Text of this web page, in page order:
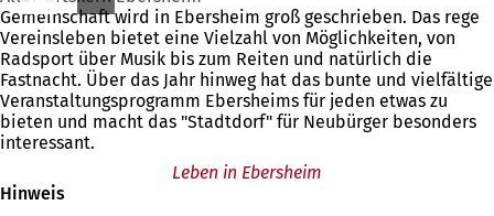
Gemeinschaft wird in Ebersheim groß geschrieben. Das rege
Vereinsleben bietet eine Vielzahl von Möglichkeiten, von
Radsport über Musik bis zum Reiten und natürlich die
Fastnacht. Über das Jahr hinweg hat das bunte und vielfältige
Veranstaltungsprogramm Ebersheims für jeden etwas zu
bieten und macht das "Stadtdorf" für Neubürger besonders
interessant.
Leben in Ebersheim
Hinweis